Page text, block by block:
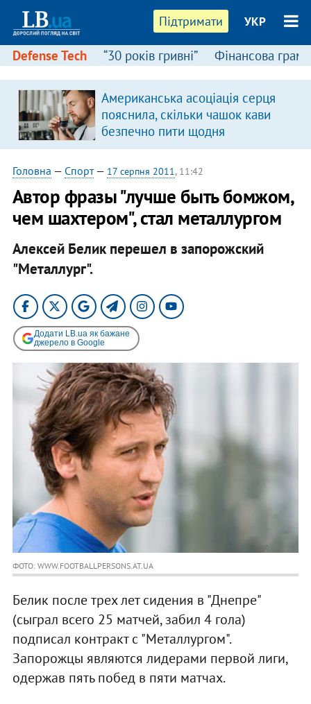
Підтримати УКР
Defense Tech “30 років гривні” Фінансова
Американська асоціація серця
пояснила, скільки чашок кави
безпечно пити щодня
Головна — Спорт— 17 серпня 2011, 11:42
Автор фразы "лучше быть бомжом,
чем шахтером", стал металлургом
Алексей Белик перешел в запорожский
"Металлург".
Додати LB.ua як бажане
джерело в Google
ФОТО: WWW.FOOTBALLPERSONS.AT.UA
Белик после трех лет сидения в "Днепре"
(сыграл всего 25 матчей, забил 4 гола)
подписал контракт с "Металлургом".
Запорожцы являются лидерами первой лиги,
одержав пять побед в пяти матчах.